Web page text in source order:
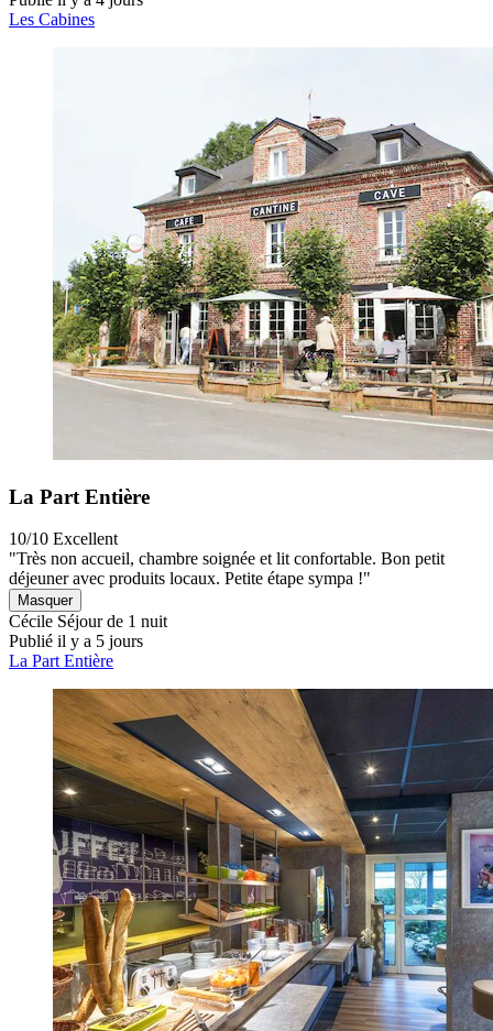
Les Cabines
La Part Entière
10/10 Excellent
"Très non accueil, chambre soignée et lit confortable. Bon petit
déjeuner avec produits locaux. Petite étape sympa !"
Masquer
Cécile Séjour de 1 nuit
Publié il y a 5 jours
La Part Entière